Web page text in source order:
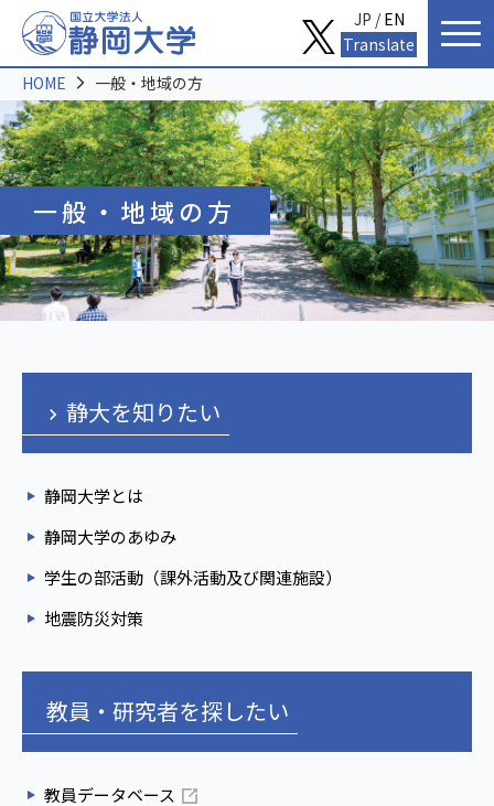
一般・地域の方
HOME 一般・地域の方
静大を知りたい
静岡大学とは
静岡大学のあゆみ
学生の部活動（課外活動及び関連施設）
地震防災対策
教員・研究者を探したい
教員データベース
JP /EN
Translate